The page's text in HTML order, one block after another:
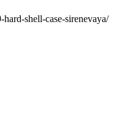
shell-case-sirenevaya/